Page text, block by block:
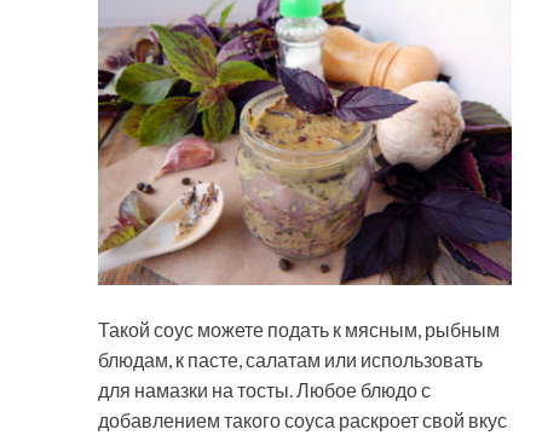
Такой соус можете подать к мясным, рыбным
блюдам, к пасте, салатам или использовать
для намазки на тосты. Любое блюдо с
добавлением такого соуса раскроет свой вкус